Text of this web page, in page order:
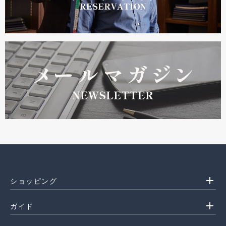
ショッピング add
ガイド add